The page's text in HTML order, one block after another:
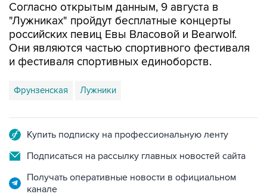
Согласно открытым данным, 9 августа в
"Лужниках" пройдут бесплатные концерты
российских певиц Евы Власовой и Bearwolf.
Они являются частью спортивного фестиваля
и фестиваля спортивных единоборств.
Фрунзенская Лужники
Купить подписку на профессиональную ленту
Подписаться на рассылку главных новостей сайта
Получать оперативные новости в официальном
канале